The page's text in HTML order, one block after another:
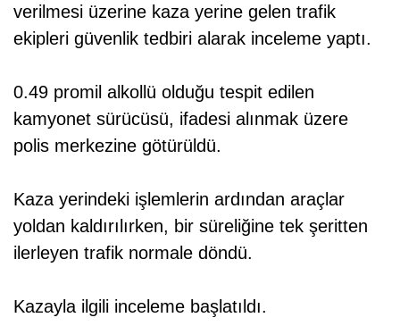
verilmesi üzerine kaza yerine gelen trafik
ekipleri güvenlik tedbiri alarak inceleme yaptı.
0.49 promil alkollü olduğu tespit edilen
kamyonet sürücüsü, ifadesi alınmak üzere
polis merkezine götürüldü.
Kaza yerindeki işlemlerin ardından araçlar
yoldan kaldırılırken, bir süreliğine tek şeritten
ilerleyen trafik normale döndü.
Kazayla ilgili inceleme başlatıldı.